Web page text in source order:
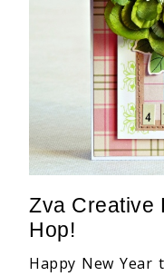
Zva Creative
Hop!
Happy New